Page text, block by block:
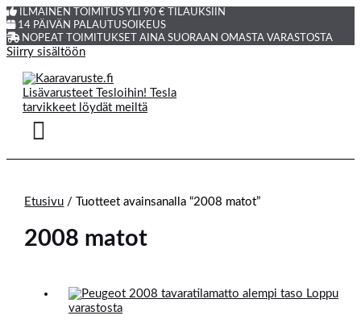
ILMAINEN TOIMITUS YLI 90 € TILAUKSIIN
14 PÄIVÄN PALAUTUSOIKEUS
NOPEAT TOIMITUKSET AINA SUORAAN OMASTA VARASTOSTA
Siirry sisältöön
Etusivu / Tuotteet avainsanalla “2008 matot”
2008 matot
Loppu
varastosta